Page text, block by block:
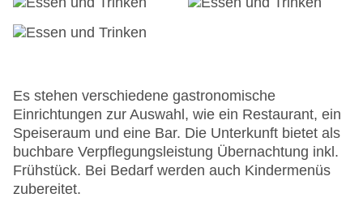
Gesamtanzahl der Zimmer: 527
Es stehen verschiedene gastronomische
Einrichtungen zur Auswahl, wie ein Restaurant, ein
Speiseraum und eine Bar. Die Unterkunft bietet als
buchbare Verpflegungsleistung Übernachtung inkl.
Frühstück. Bei Bedarf werden auch Kindermenüs
zubereitet.